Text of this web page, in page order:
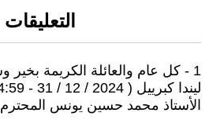
التعليقات
1 - كل عام والعائلة الكريمة بخير وسلام
ليندا كبرييل ( 2024 / 12 / 31 - 14:59 )
الأستاذ محمد حسين يونس المحترم